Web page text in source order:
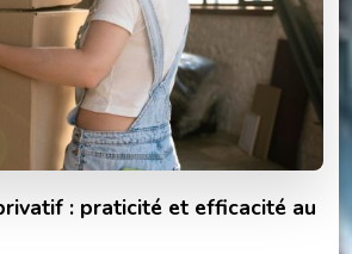
: praticité et efficacité au